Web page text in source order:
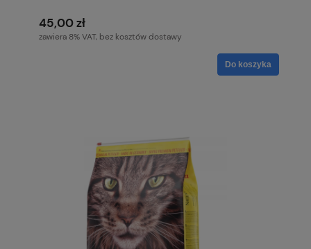
45,00 zł
zawiera 8% VAT, bez kosztów dostawy
Do koszyka